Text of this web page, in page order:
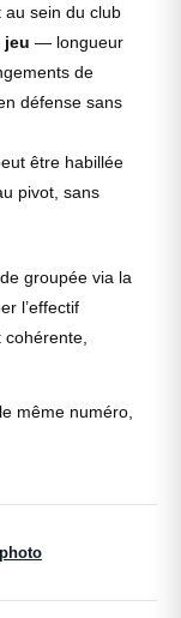
au sein du club
jeu — longueur
de
défense sans
être habillée
pivot, sans
groupée via la
l’effectif
même numéro,